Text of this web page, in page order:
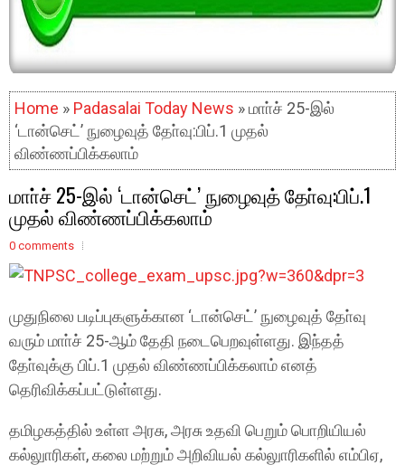
Home » Padasalai Today News » மாா்ச் 25-இல்
‘டான்செட்’ நுழைவுத் தோ்வு:பிப்.1 முதல்
விண்ணப்பிக்கலாம்
மாா்ச் 25-இல் ‘டான்செட்’ நுழைவுத் தோ்வு:பிப்.1
முதல் விண்ணப்பிக்கலாம்
0 comments
முதுநிலை படிப்புகளுக்கான ‘டான்செட்’ நுழைவுத் தோ்வு
வரும் மாா்ச் 25-ஆம் தேதி நடைபெறவுள்ளது. இந்தத்
தோ்வுக்கு பிப்.1 முதல் விண்ணப்பிக்கலாம் எனத்
தெரிவிக்கப்பட்டுள்ளது.
தமிழகத்தில் உள்ள அரசு, அரசு உதவி பெறும் பொறியியல்
கல்லுாரிகள், கலை மற்றும் அறிவியல் கல்லுாரிகளில் எம்பிஏ,